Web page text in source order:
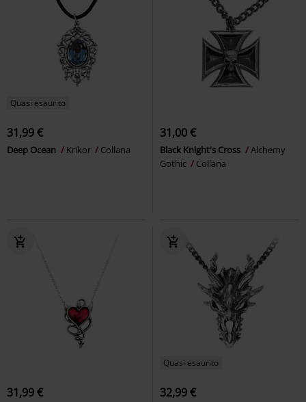
Quasi esaurito
31,99 €
Deep Ocean Krikor Collana
31,00 €
Black Knight's Cross
Alchemy
Gothic
Collana
31,99 €
Quasi esaurito
32,99 €